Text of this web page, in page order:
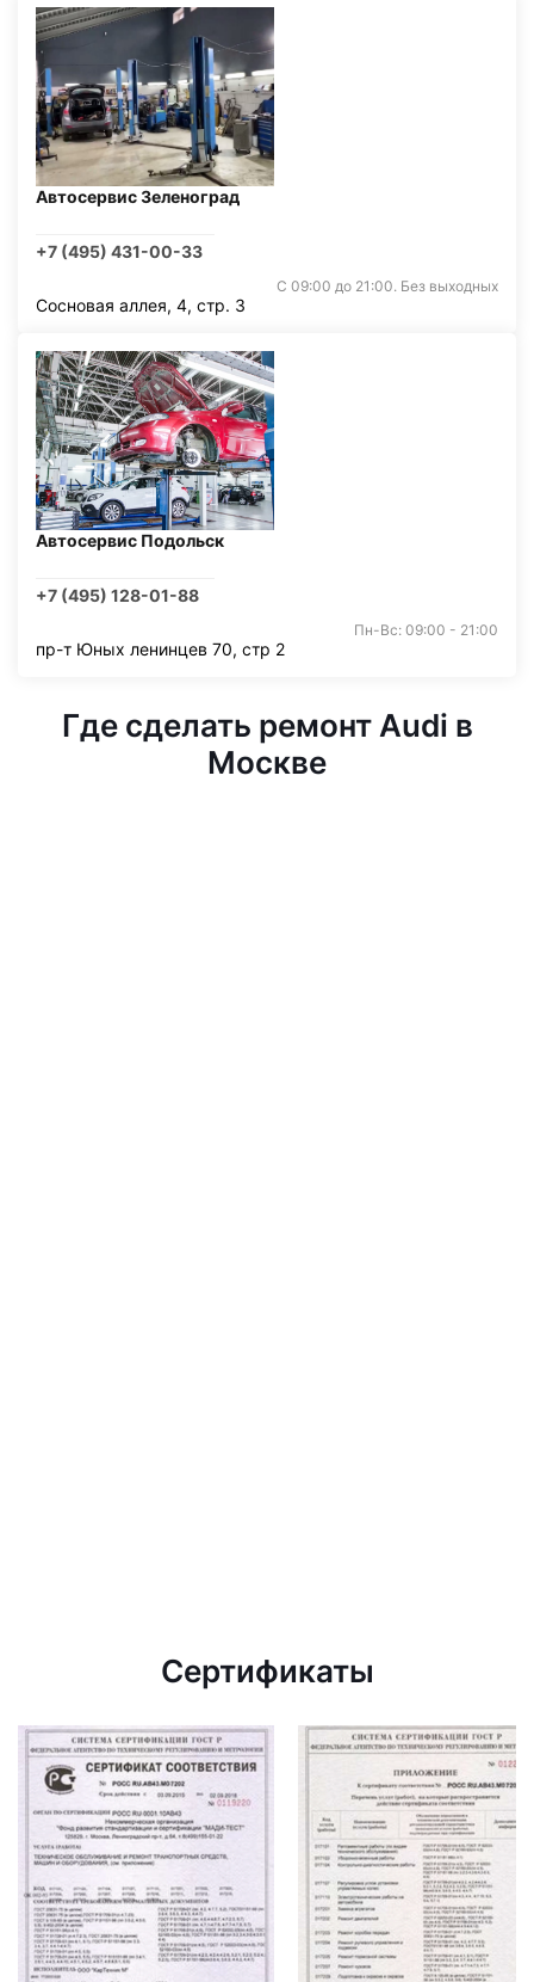
Автосервис Зеленоград
+7 (495) 431-00-33
С 09:00 до 21:00. Без выходных
Сосновая аллея, 4, стр. 3
Автосервис Подольск
+7 (495) 128-01-88
Пн-Вс: 09:00 - 21:00
пр-т Юных ленинцев 70, стр 2
Где сделать ремонт Audi в
Москве
Сертификаты